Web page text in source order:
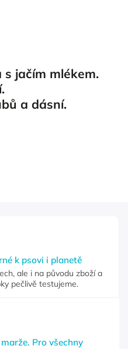
jačím mlékem.
a dásní.
k psovi i planetě
ale i na původu zboží a
pečlivě testujeme.
Pro všechny